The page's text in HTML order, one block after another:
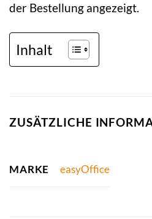
der Bestellung angezeigt.
Inhalt
ZUSÄTZLICHE
MARKE easyOffice